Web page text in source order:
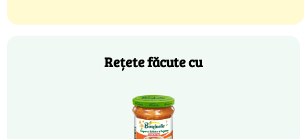
Rețete făcute cu